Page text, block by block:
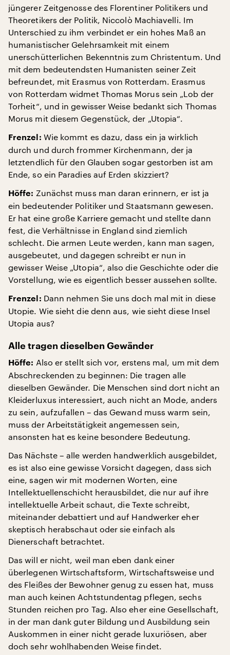
jüngerer Zeitgenosse des Florentiner Politikers und
Theoretikers der Politik, Niccolò Machiavelli. Im
Unterschied zu ihm verbindet er ein hohes Maß an
humanistischer Gelehrsamkeit mit einem
unerschütterlichen Bekenntnis zum Christentum. Und
mit dem bedeutendsten Humanisten seiner Zeit
befreundet, mit Erasmus von Rotterdam. Erasmus
von Rotterdam widmet Thomas Morus sein „Lob der
Torheit“, und in gewisser Weise bedankt sich Thomas
Morus mit diesem Gegenstück, der „Utopia“.
Frenzel: Wie kommt es dazu, dass ein ja wirklich
durch und durch frommer Kirchenmann, der ja
letztendlich für den Glauben sogar gestorben ist am
Ende, so ein Paradies auf Erden skizziert?
Höffe: Zunächst muss man daran erinnern, er ist ja
ein bedeutender Politiker und Staatsmann gewesen.
Er hat eine große Karriere gemacht und stellte dann
fest, die Verhältnisse in England sind ziemlich
schlecht. Die armen Leute werden, kann man sagen,
ausgebeutet, und dagegen schreibt er nun in
gewisser Weise „Utopia“, also die Geschichte oder die
Vorstellung, wie es eigentlich besser aussehen sollte.
Frenzel: Dann nehmen Sie uns doch mal mit in diese
Utopie. Wie sieht die denn aus, wie sieht diese Insel
Utopia aus?
Alle tragen dieselben Gewänder
Höffe: Also er stellt sich vor, erstens mal, um mit dem
Abschreckenden zu beginnen: Die tragen alle
dieselben Gewänder. Die Menschen sind dort nicht an
Kleiderluxus interessiert, auch nicht an Mode, anders
zu sein, aufzufallen – das Gewand muss warm sein,
muss der Arbeitstätigkeit angemessen sein,
ansonsten hat es keine besondere Bedeutung.
Das Nächste – alle werden handwerklich ausgebildet,
es ist also eine gewisse Vorsicht dagegen, dass sich
eine, sagen wir mit modernen Worten, eine
Intellektuellenschicht herausbildet, die nur auf ihre
intellektuelle Arbeit schaut, die Texte schreibt,
miteinander debattiert und auf Handwerker eher
skeptisch herabschaut oder sie einfach als
Dienerschaft betrachtet.
Das will er nicht, weil man eben dank einer
überlegenen Wirtschaftsform, Wirtschaftsweise und
des Fleißes der Bewohner genug zu essen hat, muss
man auch keinen Achtstundentag pflegen, sechs
Stunden reichen pro Tag. Also eher eine Gesellschaft,
in der man dank guter Bildung und Ausbildung sein
Auskommen in einer nicht gerade luxuriösen, aber
doch sehr wohlhabenden Weise findet.